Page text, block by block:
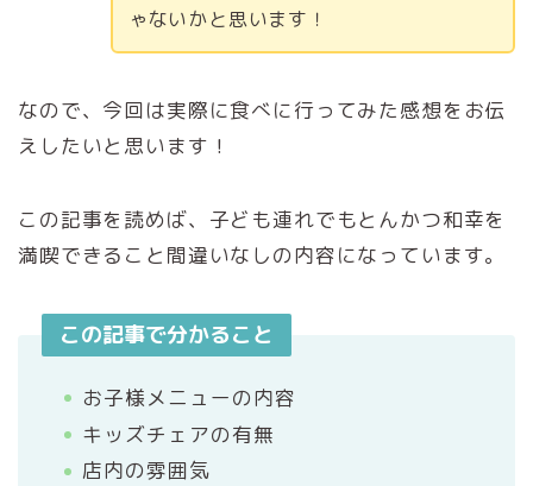
ゃないかと思います！
なので、今回は実際に食べに行ってみた感想をお伝
えしたいと思います！
この記事を読めば、子ども連れでもとんかつ和幸を
満喫できること間違いなしの内容になっています。
この記事で分かること
お子様メニューの内容
キッズチェアの有無
店内の雰囲気